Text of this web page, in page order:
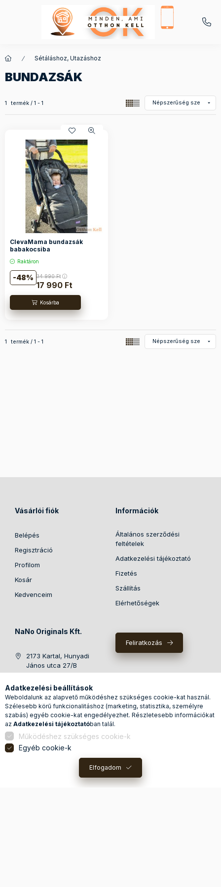
Sétáláshoz, Utazáshoz
BUNDAZSÁK
Összes termék a kategóriában
1 termék 1 1
ClevaMama bundazsák
babakocsiba
Raktáron
48 34 990Ft
17 990 Ft
Összes termék a kategóriában
1 termék 1 1
Vásárlói fiók
Belépés
Regisztráció
Profilom
Kosár
Kedvenceim
Információk
Általános szerződési
feltételek
Adatkezelési tájékoztató
Fizetés
Szállítás
Elérhetőségek
NaNo Originals Kft.
2173 Kartal, Hunyadi
János utca 27/B
webshop@otthonkell.hu
Feliratkozás
Adatkezelési beállítások
Weboldalunk az alapvető működéshez szükséges cookie-kat használ.
Szélesebb körű funkcionalitáshoz (marketing, statisztika, személyre
szabás) egyéb cookie-kat engedélyezhet. Részletesebb információkat
az Adatkezelési tájékoztatóban talál.
Működéshez szükséges cookie-k
Egyéb cookie-k
Elfogadom